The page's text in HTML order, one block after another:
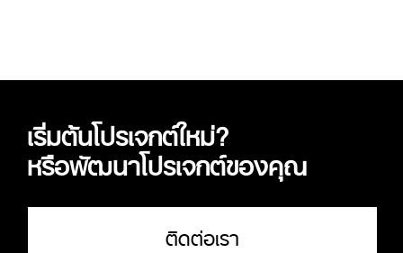
เริ่มต้นโปรเจกต์ใหม่?
หรือพัฒนาโปรเจกต์ของคุณ
ติดต่อเรา